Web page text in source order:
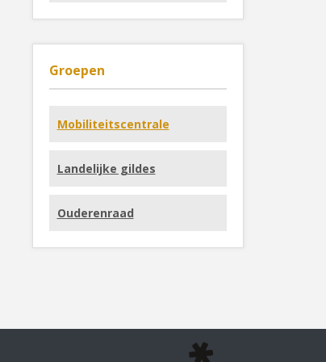
Groepen
Mobiliteitscentrale
Landelijke gildes
Ouderenraad